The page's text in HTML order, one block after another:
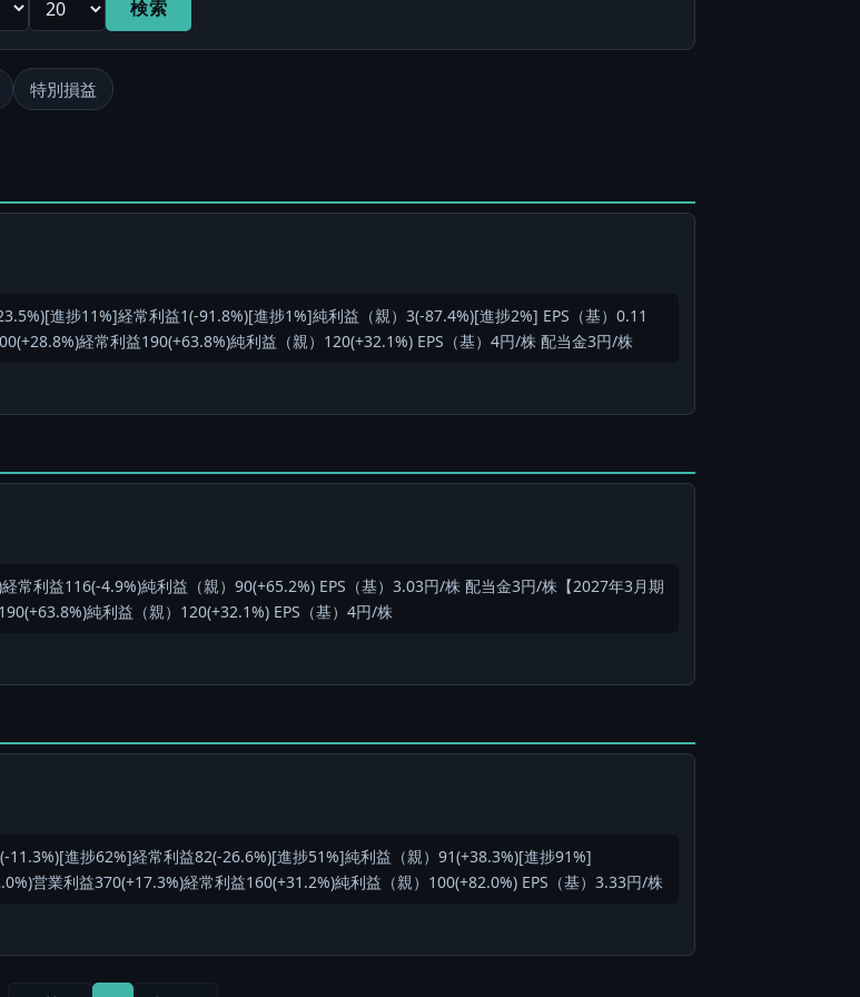
検索
特別損益
進捗11%]経常利益1(-91.8%)[進捗1%]純利益（親）3(-87.4%)[進捗2%] EPS（基）0.11
経常利益190(+63.8%)純利益（親）120(+32.1%) EPS（基）4円/株 配当金3円/株
常利益116(-4.9%)純利益（親）90(+65.2%) EPS（基）3.03円/株 配当金3円/株【2027年3月期
純利益（親）120(+32.1%) EPS（基）4円/株
11.3%)[進捗62%]経常利益82(-26.6%)[進捗51%]純利益（親）91(+38.3%)[進捗91%]
営業利益370(+17.3%)経常利益160(+31.2%)純利益（親）100(+82.0%) EPS（基）3.33円/株